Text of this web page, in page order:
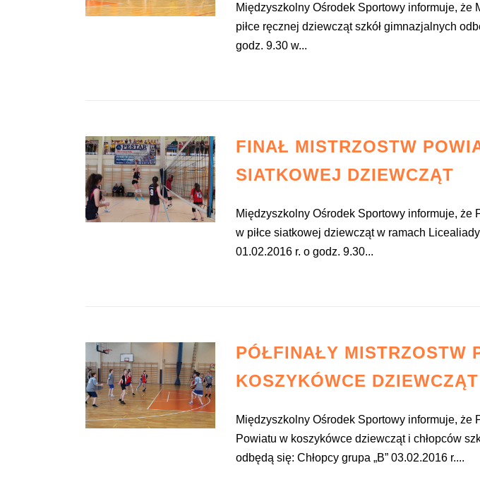
Międzyszkolny Ośrodek Sportowy informuje, że
piłce ręcznej dziewcząt szkół gimnazjalnych
godz. 9.30 w...
FINAŁ MISTRZOSTW
SIATKOWEJ DZIEWCZĄT
Międzyszkolny Ośrodek Sportowy informuje, że
w piłce siatkowej dziewcząt w ramach
01.02.2016 r. o godz. 9.30...
PÓŁFINAŁY MISTRZOSTW
KOSZYKÓWCE DZIEWCZĄT
Międzyszkolny Ośrodek Sportowy informuje, że
Powiatu w koszykówce dziewcząt i chłopców
odbędą się: Chłopcy grupa „B” 03.02.2016 r....